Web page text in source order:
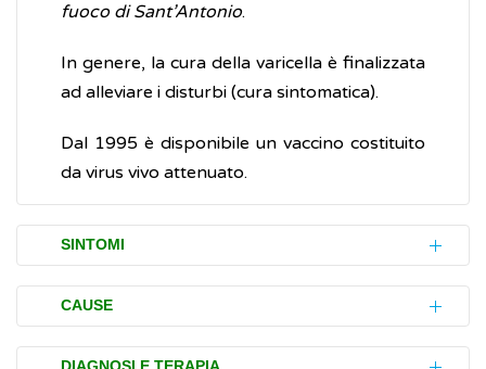
fuoco di Sant’Antonio.
In genere, la cura della varicella è finalizzata
ad alleviare i disturbi (cura sintomatica).
Dal 1995 è disponibile un vaccino costituito
da virus vivo attenuato.
SINTOMI
La varicella si manifesta dopo 10-21 giorni
dal “contatto” (esposizione) con ilviruse
generalmente si risolve in 7-10 giorni. Uno o
CAUSE
La varicella è causata dall'infezione con il